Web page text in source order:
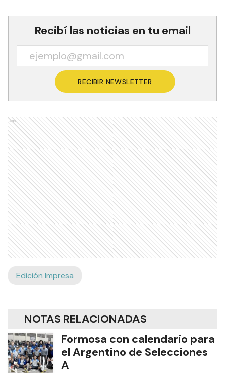
Recibí las noticias en tu email
RECIBIR NEWSLETTER
Ads
Edición Impresa
NOTAS RELACIONADAS
Formosa con calendario para
el Argentino de Selecciones
A